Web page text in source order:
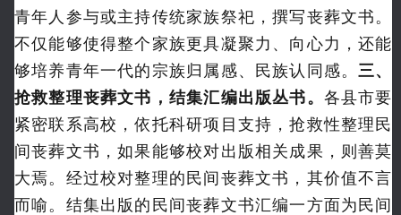
青年人参与或主持传统家族祭祀，撰写丧葬文书。
不仅能够使得整个家族更具凝聚力、向心力，还能
够培养青年一代的宗族归属感、民族认同感。 三、
抢救整理丧葬文书，结集汇编出版丛书。 各县市要
紧密联系高校，依托科研项目支持，抢救性整理民
间丧葬文书，如果能够校对出版相关成果，则善莫
大焉。经过校对整理的民间丧葬文书，其价值不言
而喻。结集出版的民间丧葬文书汇编一方面为民间